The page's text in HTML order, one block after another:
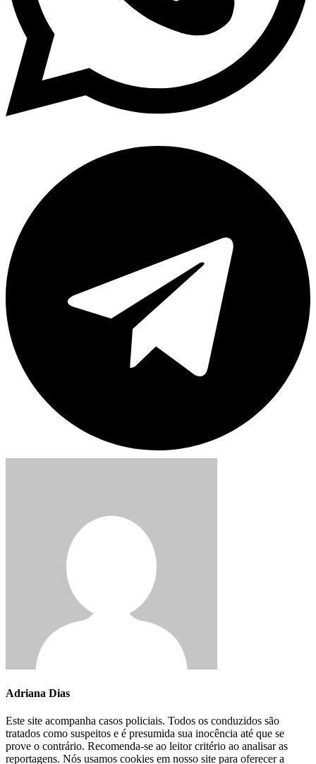
Adriana Dias
Este site acompanha casos policiais. Todos os conduzidos são
tratados como suspeitos e é presumida sua inocência até que se
prove o contrário. Recomenda-se ao leitor critério ao analisar as
reportagens. Nós usamos cookies em nosso site para oferecer a